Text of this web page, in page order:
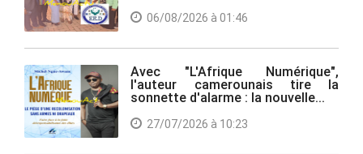
06/08/2026 à 01:46
Avec "L'Afrique Numérique",
l'auteur camerounais tire la
sonnette d'alarme : la nouvelle...
27/07/2026 à 10:23